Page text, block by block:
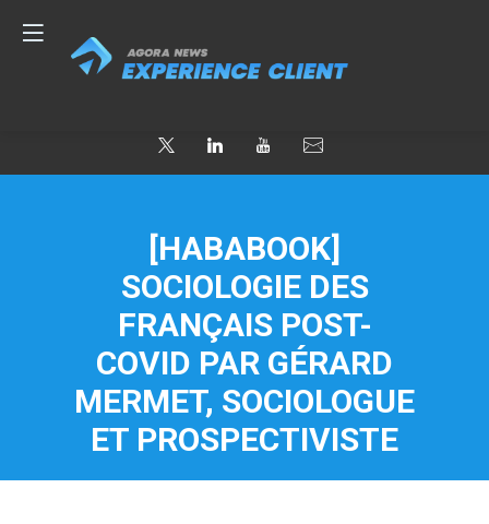
[HABABOOK]
SOCIOLOGIE DES
FRANÇAIS POST-
COVID PAR GÉRARD
MERMET, SOCIOLOGUE
ET PROSPECTIVISTE